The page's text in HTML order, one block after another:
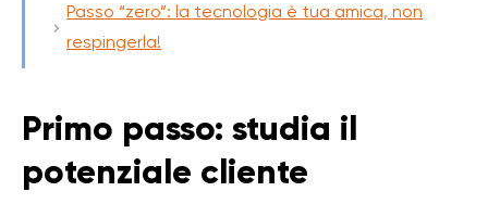
Passo “zero”: la tecnologia è tua amica, non
respingerla!
Primo passo: studia il
potenziale cliente